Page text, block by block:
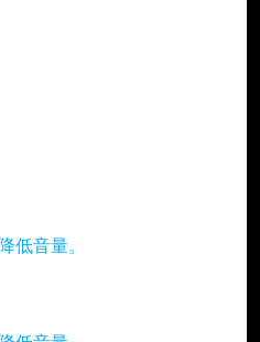
低音量。